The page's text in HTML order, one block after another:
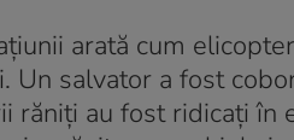
arată cum
Un salvator a fost
răniți au fost ridicați